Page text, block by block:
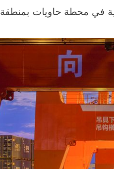
الصورة الملتقطة يوم 23 يونيو 2026، سفن راسية في محطة حاويات بمنطقة